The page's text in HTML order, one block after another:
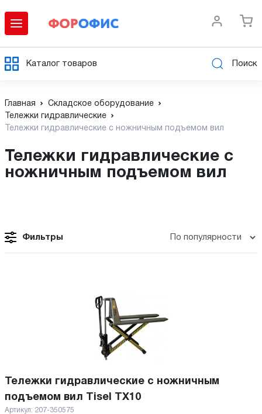
Каталог товаров Поиск
Главная
Складское оборудование
Тележки гидравлические
Тележки гидравлические с ножничным подъемом вил
Тележки гидравлические с
ножничным подъемом вил
Фильтры
Тележки гидравлические с ножничным
подъемом вил Tisel TX10
Артикул: 207-350575